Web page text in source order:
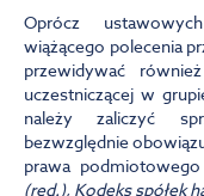
Oprócz
wiążącego polecenia
przewidywać
uczestniczącej w
należy zaliczyć
bezwzględnie
prawa
(red.), Kodeks spółek